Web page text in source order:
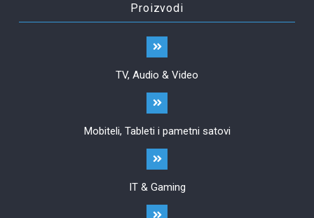
Proizvodi
TV, Audio & Video
Mobiteli, Tableti i pametni satovi
IT & Gaming